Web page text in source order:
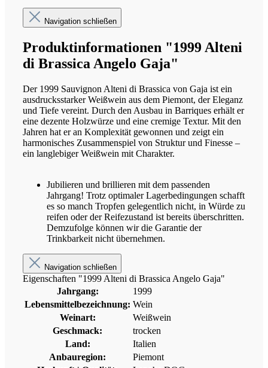
Navigation schließen
Produktinformationen "1999 Alteni
di Brassica Angelo Gaja"
Der 1999 Sauvignon Alteni di Brassica von Gaja ist ein
ausdrucksstarker Weißwein aus dem Piemont, der Eleganz
und Tiefe vereint. Durch den Ausbau in Barriques erhält er
eine dezente Holzwürze und eine cremige Textur. Mit den
Jahren hat er an Komplexität gewonnen und zeigt ein
harmonisches Zusammenspiel von Struktur und Finesse –
ein langlebiger Weißwein mit Charakter.
Jubilieren und brillieren mit dem passenden
Jahrgang! Trotz optimaler Lagerbedingungen schafft
es so manch Tropfen gelegentlich nicht, in Würde zu
reifen oder der Reifezustand ist bereits überschritten.
Demzufolge können wir die Garantie der
Trinkbarkeit nicht übernehmen.
Navigation schließen
Eigenschaften "1999 Alteni di Brassica Angelo Gaja"
Jahrgang:
1999
Lebensmittelbezeichnung: Wein
Weinart:
Weißwein
Geschmack:
trocken
Land:
Italien
Anbauregion:
Piemont